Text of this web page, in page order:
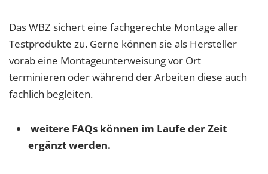
Das WBZ sichert eine fachgerechte Montage aller
Testprodukte zu. Gerne können sie als Hersteller
vorab eine Montageunterweisung vor Ort
terminieren oder während der Arbeiten diese auch
fachlich begleiten.
weitere FAQs können im Laufe der Zeit
ergänzt werden.